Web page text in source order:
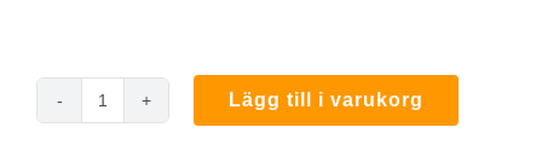
Lägg till i varukorg